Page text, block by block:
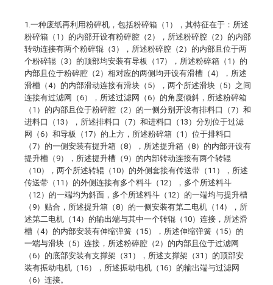
1.一种废纸再利用粉碎机，包括粉碎箱（1），其特征在于：所述
粉碎箱（1）的内部开设有粉碎腔（2），所述粉碎腔（2）的内部
转动连接有两个粉碎辊（3），所述粉碎腔（2）的内部且位于两
个粉碎辊（3）的顶部均安装有导板（17），所述粉碎箱（1）的
内部且位于粉碎腔（2）相对应的两侧均开设有滑槽（4），所述
滑槽（4）的内部滑动连接有滑块（5），两个所述滑块（5）之间
连接有过滤网（6），所述过滤网（6）的角度倾斜，所述粉碎箱
（1）的内部且位于粉碎腔（2）的一侧分别开设有排料口（7）和
进料口（13），所述排料口（7）和进料口（13）分别位于过滤
网（6）和导板（17）的上方，所述粉碎箱（1）位于排料口
（7）的一侧安装有提升箱（8），所述提升箱（8）的内部开设有
提升槽（9），所述提升槽（9）的内部转动连接有两个转辊
（10），两个所述转辊（10）的外侧套接有传送带（11），所述
传送带（11）的外侧连接有多个料斗（12），多个所述料斗
（12）的一端均为斜面，多个所述料斗（12）的一端均与提升槽
（9）贴合，所述提升箱（8）的一侧安装有第二电机（14），所
述第二电机（14）的输出端与其中一个转辊（10）连接，所述滑
槽（4）的内部安装有伸缩弹簧（15），所述伸缩弹簧（15）的
一端与滑块（5）连接，所述粉碎腔（2）的内部且位于过滤网
（6）的底部安装有支撑架（31），所述支撑架（31）的顶部安
装有振动电机（16），所述振动电机（16）的输出端与过滤网
（6）连接。